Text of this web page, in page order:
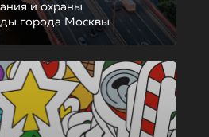
и охраны
города Москвы